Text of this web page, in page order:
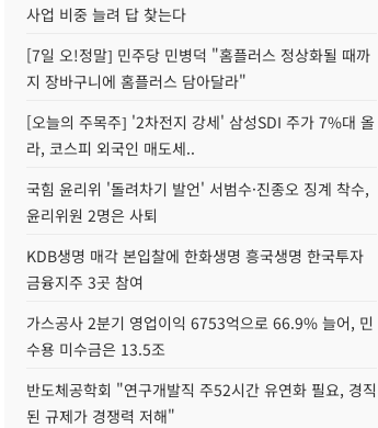
사업 비중 늘려 답 찾는다
[7일 오!정말] 민주당 민병덕 "홈플러스 정상화될 때까
지 장바구니에 홈플러스 담아달라"
[오늘의 주목주] '2차전지 강세' 삼성SDI 주가 7%대 올
라, 코스피 외국인 매도세..
국힘 윤리위 '돌려차기 발언' 서범수·진종오 징계 착수,
윤리위원 2명은 사퇴
KDB생명 매각 본입찰에 한화생명 흥국생명 한국투자
금융지주 3곳 참여
가스공사 2분기 영업이익 6753억으로 66.9% 늘어, 민
수용 미수금은 13.5조
반도체공학회 "연구개발직 주52시간 유연화 필요, 경직
된 규제가 경쟁력 저해"